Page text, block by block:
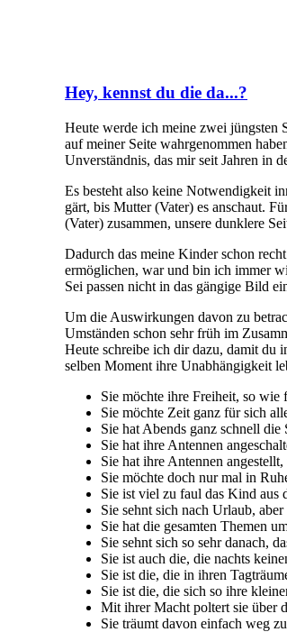
Hey, kennst du die da...?
Heute werde ich meine zwei jüngsten
auf meiner Seite wahrgenommen
Unverständnis, das mir seit Jahren in
Es besteht also keine Notwendigkeit
gärt, bis Mutter (Vater) es anschaut.
(Vater) zusammen, unsere dunklere
Dadurch das meine Kinder schon
ermöglichen, war und bin ich immer
Sei passen nicht in das gängige Bild
Um die Auswirkungen davon zu
Umständen schon sehr früh im
Heute schreibe ich dir dazu, damit du
selben Moment ihre Unabhängigkeit
Sie möchte ihre Freiheit, so wie
Sie möchte Zeit ganz für sich
Sie hat Abends ganz schnell
Sie hat ihre Antennen
Sie hat ihre Antennen
Sie möchte doch nur mal in
Sie ist viel zu faul das Kind aus
Sie sehnt sich nach Urlaub,
Sie hat die gesamten Themen
Sie sehnt sich so sehr danach,
Sie ist auch die, die nachts
Sie ist die, die in ihren
Sie ist die, die sich so ihre
Mit ihrer Macht poltert sie über
Sie träumt davon einfach weg